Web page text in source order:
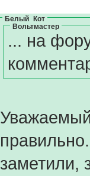
Белый_Кот
Вольтмастер
... на
заметили,